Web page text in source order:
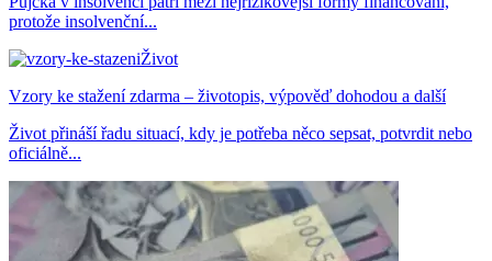
protože insolvenční...
Život
Vzory ke stažení zdarma – životopis, výpověď dohodou a další
Život přináší řadu situací, kdy je potřeba něco sepsat, potvrdit nebo
oficiálně...